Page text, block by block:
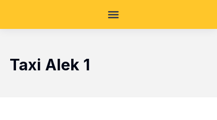
Taxi Alek 1